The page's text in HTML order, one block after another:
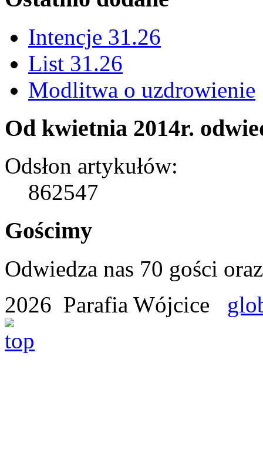
Intencje 31.26
List 31.26
Modlitwa o uzdrowienie
Od kwietnia 2014r.
Odsłon artykułów:
862547
Gościmy
Odwiedza nas 70 gości
2026 Parafia Wójcice